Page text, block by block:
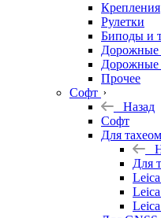
Крепления
Рулетки
Биподы и
Дорожные
Дорожные
Прочее
Софт
Назад
Софт
Для
Для